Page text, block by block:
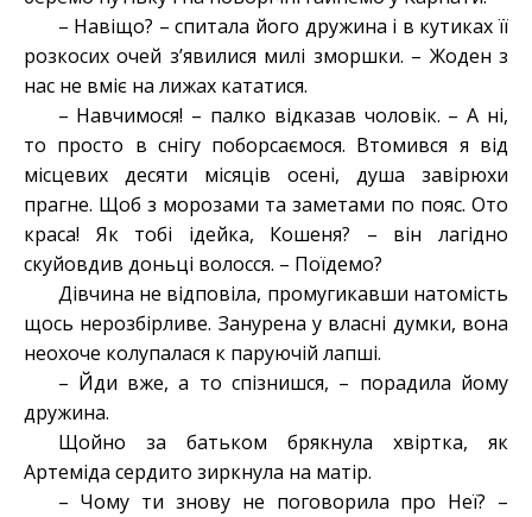
– Навіщо? – спитала його дружина і в кутиках її
розкосих очей з’явилися милі зморшки. – Жоден з
нас не вміє на лижах кататися.
– Навчимося! – палко відказав чоловік. – А ні,
то просто в снігу поборсаємося. Втомився я від
місцевих десяти місяців осені, душа завірюхи
прагне. Щоб з морозами та заметами по пояс. Ото
краса! Як тобі ідейка, Кошеня? – він лагідно
скуйовдив доньці волосся. – Поїдемо?
Дівчина не відповіла, промугикавши натомість
щось нерозбірливе. Занурена у власні думки, вона
неохоче колупалася к паруючій лапші.
– Йди вже, а то спізнишся, – порадила йому
дружина.
Щойно за батьком брякнула хвіртка, як
Артеміда сердито зиркнула на матір.
– Чому ти знову не поговорила про Неї? –